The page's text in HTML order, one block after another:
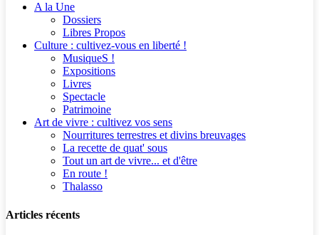
A la Une
Dossiers
Libres Propos
Culture : cultivez-vous en liberté !
MusiqueS !
Expositions
Livres
Spectacle
Patrimoine
Art de vivre : cultivez vos sens
Nourritures terrestres et divins breuvages
La recette de quat' sous
Tout un art de vivre... et d'être
En route !
Thalasso
Articles récents